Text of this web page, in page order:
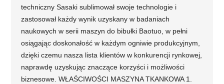
techniczny Sasaki sublimował swoje technologie i
zastosował każdy wynik uzyskany w badaniach
naukowych w serii maszyn do bibułki Baotuo, w pełni
osiągając doskonałość w każdym ogniwie produkcyjnym,
dzięki czemu nasza lista klientów w konkurencji rynkowej,
naprawdę uzyskując znaczące korzyści i możliwości
biznesowe. WŁAŚCIWOŚCI MASZYNA TKANKOWA 1.